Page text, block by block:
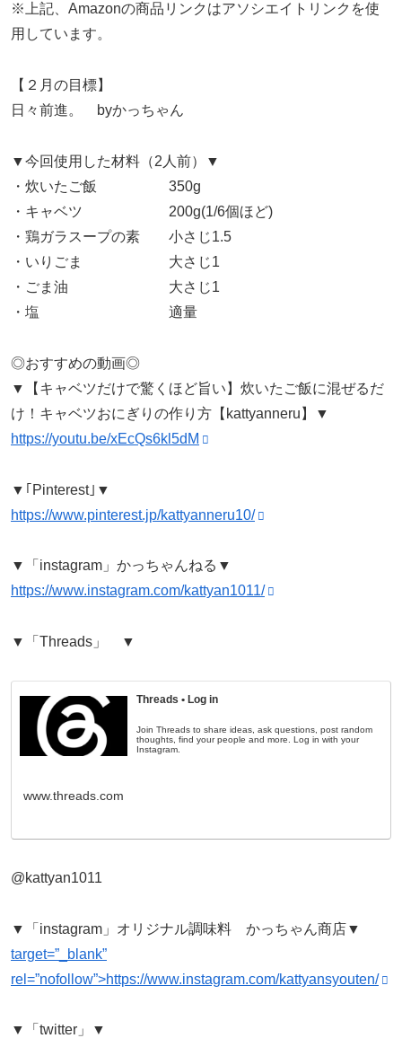
※上記、Amazonの商品リンクはアソシエイトリンクを使
用しています。
【２月の目標】
日々前進。 byかっちゃん
▼今回使用した材料（2人前）▼
・炊いたご飯 350g
・キャベツ 200g(1/6個ほど)
・鶏ガラスープの素 小さじ1.5
・いりごま 大さじ1
・ごま油 大さじ1
・塩 適量
◎おすすめの動画◎
▼【キャベツだけで驚くほど旨い】炊いたご飯に混ぜるだ
け！キャベツおにぎりの作り方【kattyanneru】▼
https://youtu.be/xEcQs6kl5dM
▼｢Pinterest｣▼
https://www.pinterest.jp/kattyanneru10/
▼「instagram」かっちゃんねる▼
https://www.instagram.com/kattyan1011/
▼「Threads」 ▼
Threads • Log in
Join Threads to share ideas, ask questions, post random
thoughts, find your people and more. Log in with your
Instagram.
www.threads.com
@kattyan1011
▼「instagram」オリジナル調味料 かっちゃん商店▼
target=”_blank”
rel=”nofollow”>https://www.instagram.com/kattyansyouten/
▼「twitter」▼